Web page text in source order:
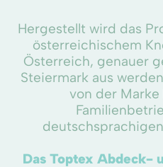
Hergestellt wird das
österreichischem
Österreich, genauer
Steiermark aus
von der Marke
Das Toptex Abdeck-